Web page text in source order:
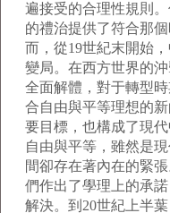
遍接受的合理性規則
的禮治提供了符合那
而，從19世紀末開始
變局。在西方世界的
全面解體，對于轉型
合自由與平等理想的
要目標，也構成了現
自由與平等，雖然是
間卻存在著內在的緊
們作出了學理上的承
解決。到20世紀上半